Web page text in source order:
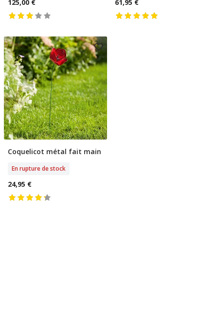
125,00 € 61,95 €
Rupture De Stock
Coquelicot métal fait main
En rupture de stock
24,95 €